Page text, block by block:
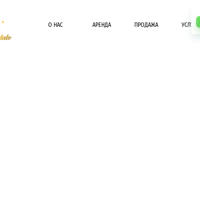
О НАС АРЕНДА ПРОДАЖА УСЛУГИ